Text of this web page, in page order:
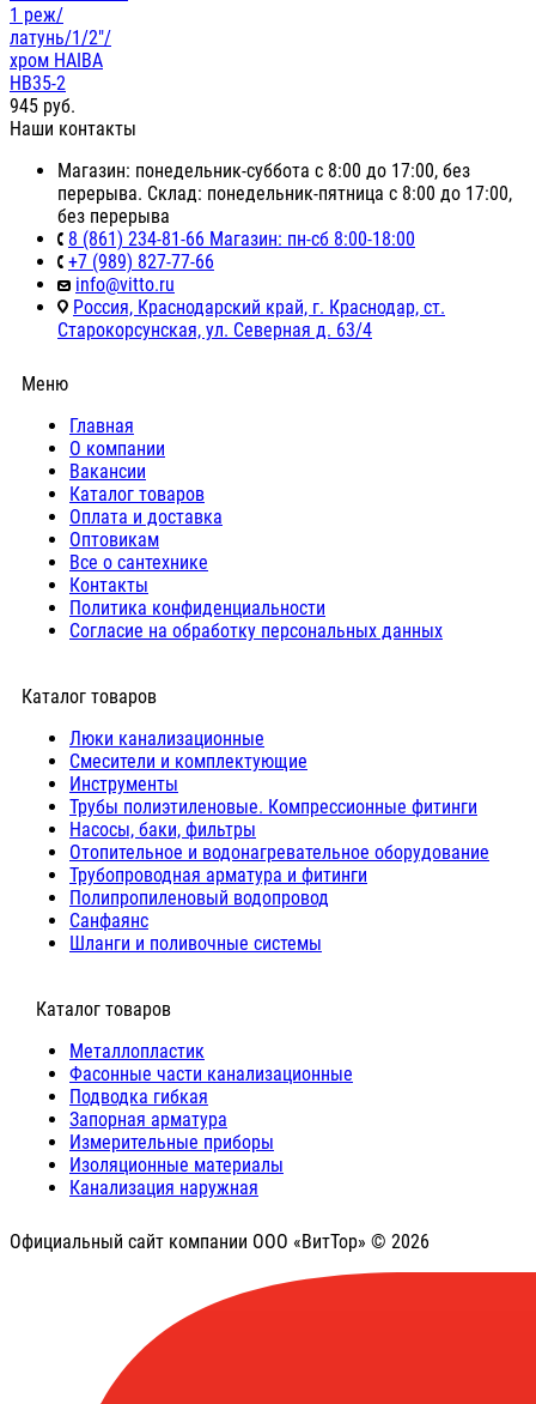
1 реж/
латунь/1/2"/
хром HAIBA
HB35-2
945 руб.
Наши контакты
Магазин: понедельник-суббота с 8:00 до 17:00, без
перерыва. Склад: понедельник-пятница с 8:00 до 17:00,
без перерыва
8 (861) 234-81-66 Магазин: пн-сб 8:00-18:00
+7 (989) 827-77-66
info@vitto.ru
Россия, Краснодарский край, г. Краснодар, ст.
Старокорсунская, ул. Северная д. 63/4
Меню
Главная
О компании
Вакансии
Каталог товаров
Оплата и доставка
Оптовикам
Все о сантехнике
Контакты
Политика конфиденциальности
Согласие на обработку персональных данных
Каталог товаров
Люки канализационные
Cмесители и комплектующие
Инструменты
Трубы полиэтиленовые. Компрессионные фитинги
Насосы, баки, фильтры
Отопительное и водонагревательное оборудование
Трубопроводная арматура и фитинги
Полипропиленовый водопровод
Санфаянс
Шланги и поливочные системы
⠀Каталог товаров
Металлопластик
Фасонные части канализационные
Подводка гибкая
Запорная арматура
Измерительные приборы
Изоляционные материалы
Канализация наружная
Официальный сайт компании ООО «ВитТор» © 2026